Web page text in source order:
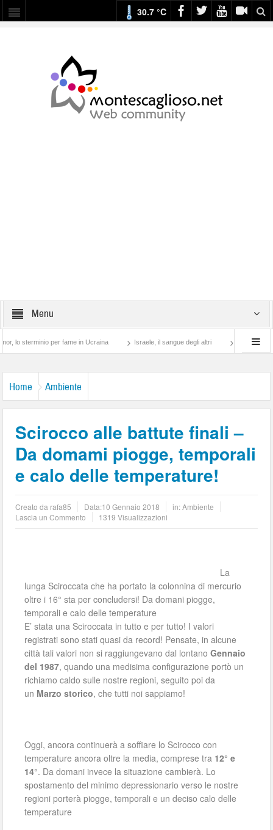
30.7 °C
Menu
per fame in Ucraina Israele, il sangue degli altri Lotta di classe…
Home Ambiente
Scirocco alle battute finali –
Da domami piogge, temporali
e calo delle temperature!
Creato da rafa85 Data:10 Gennaio 2018 in:Ambiente
Lascia un Commento
1319 Visualizzazioni
La
lunga Sciroccata che ha portato la colonnina di mercurio
oltre i 16° sta per concludersi! Da domani piogge,
temporali e calo delle temperature
E’ stata una Sciroccata in tutto e per tutto! I valori
registrati sono stati quasi da record! Pensate, in alcune
città tali valori non si raggiungevano dal lontanoGennaio
del 1987, quando una medisima configurazione portò un
richiamo caldo sulle nostre regioni, seguito poi da
un Marzo storico, che tutti noi sappiamo!
Oggi, ancora continuerà a soffiare lo Scirocco con
temperature ancora oltre la media, comprese tra 12° e
14°. Da domani invece la situazione cambierà. Lo
spostamento del minimo depressionario verso le nostre
regioni porterà piogge, temporali e un deciso calo delle
temperature